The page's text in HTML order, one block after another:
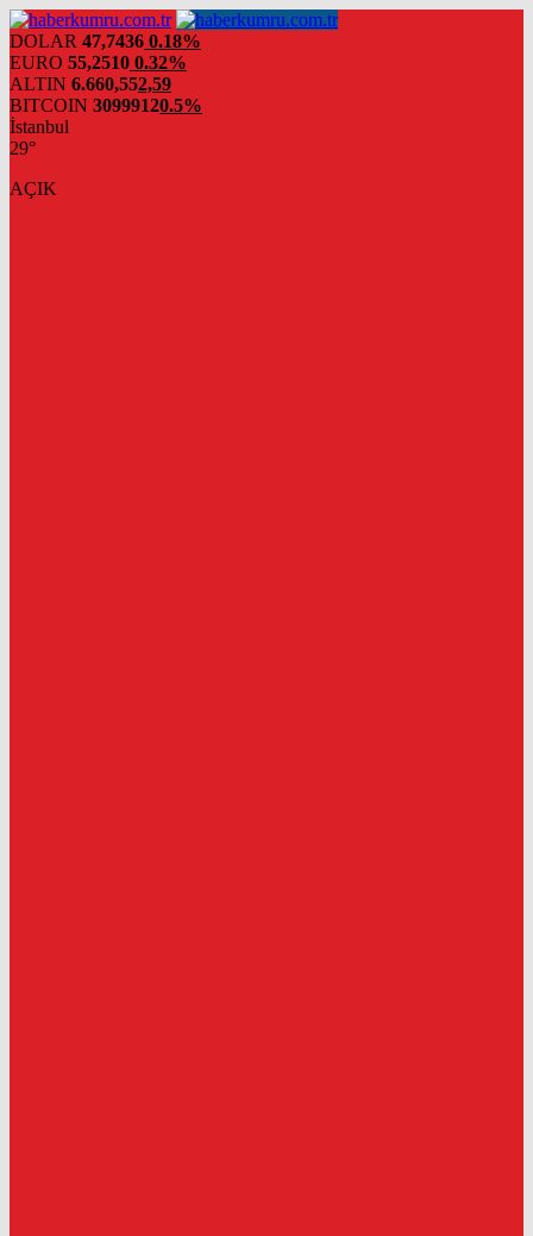
DOLAR 47,7436 0.18%
EURO 55,2510 0.32%
ALTIN 6.660,552,59
BITCOIN 30999120.5%
İstanbul
29°
AÇIK